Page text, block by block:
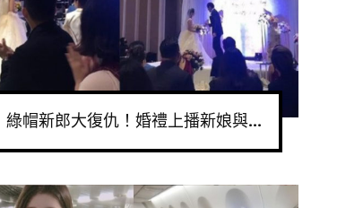
綠帽新郎大復仇！婚禮上播新娘與...